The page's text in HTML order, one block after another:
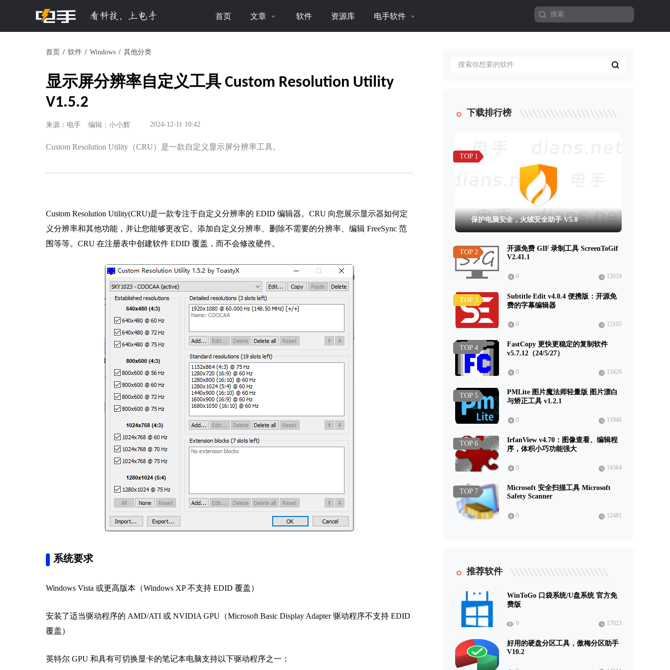
首页 文章 软件 资源库 电手软件
首页 软件 Windows 其他分类
显示屏分辨率自定义工具 Custom Resolution Utility
V1.5.2
来源：电手 编辑：小小辉 2024-12-11 10:42
Custom Resolution Utility（CRU）是一款自定义显示屏分辨率工具。
Custom Resolution Utility(CRU)是一款专注于自定义分辨率的 EDID 编辑器。CRU 向您展示显示器如何定
义分辨率和其他功能，并让您能够更改它。添加自定义分辨率、删除不需要的分辨率、编辑 FreeSync 范
围等等。CRU 在注册表中创建软件 EDID 覆盖，而不会修改硬件。
系统要求
Windows Vista 或更高版本（Windows XP 不支持 EDID 覆盖）
安装了适当驱动程序的 AMD/ATI 或 NVIDIA GPU（Microsoft Basic Display Adapter 驱动程序不支持 EDID
覆盖）
英特尔 GPU 和具有可切换显卡的笔记本电脑支持以下驱动程序之一：
下载排行榜
TOP 1
保护电脑安全，火绒安全助手 V5.0
TOP 2
开源免费 GIF 录制工具 ScreenToGif
V2.41.1
0 12019
TOP 3
Subtitle Edit v4.0.4 便携版：开源免
费的字幕编辑器
0 12105
TOP 4
FastCopy 更快更稳定的复制软件
v5.7.12（24/5/27）
0 13429
TOP 5
PMLite 图片魔法师轻量版 图片漂白
与矫正工具 v1.2.1
0 11946
TOP 6
IrfanView v4.70：图像查看、编辑程
序，体积小巧功能强大
0 14364
TOP 7
Microsoft 安全扫描工具 Microsoft
Safety Scanner
0 12481
推荐软件
WinToGo 口袋系统/U盘系统 官方免
费版
0 17023
好用的硬盘分区工具，傲梅分区助手
V10.2